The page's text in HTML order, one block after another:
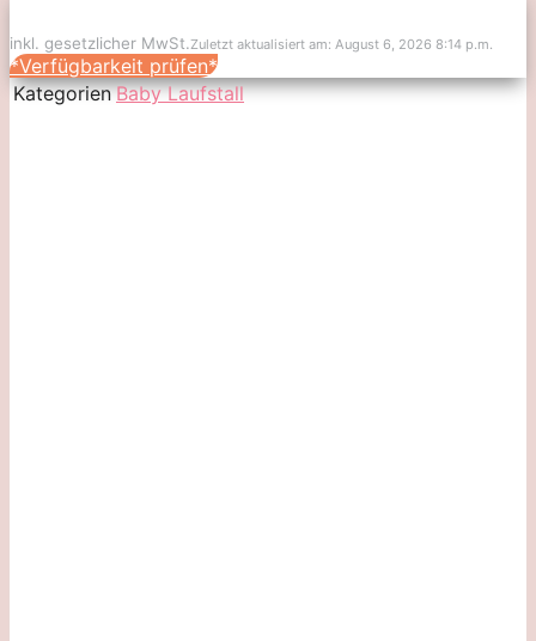
inkl. gesetzlicher MwSt.Zuletzt aktualisiert am: August 6, 2026 8:14 p.m.
*Verfügbarkeit prüfen*
Kategorien Baby Laufstall